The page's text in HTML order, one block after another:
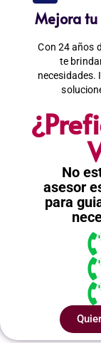
Mejora tu
Con 24 años
te
necesidades.
No
asesor
para